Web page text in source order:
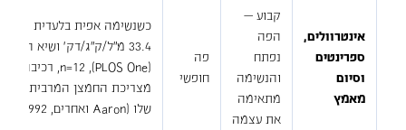
אינטרוולים,
ספרינטים
וסיום
מאמץ
קבוע —
הפה
נפתח
והנשימה
מתאימה
את עצמה
פה
חופשי
שלו (Aaron ואחרים, 1992, n=8) — כלומר "לנשום חזק יותר" הוא לא צעד חינמי